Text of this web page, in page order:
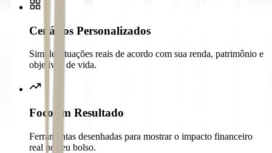
Cenários Personalizados
Simule situações reais de acordo com sua renda, patrimônio e
objetivos de vida.
Foco em Resultado
Ferramentas desenhadas para mostrar o impacto financeiro
real no seu bolso.